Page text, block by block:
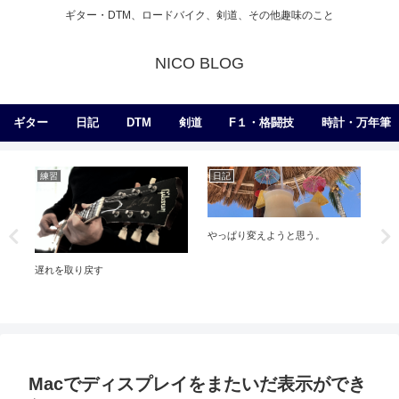
ギター・DTM、ロードバイク、剣道、その他趣味のこと
NICO BLOG
ギター 日記 DTM 剣道 F１・格闘技 時計・万年筆
練習
遅れを取り戻す
日記
やっぱり変えようと思う。
Macでディスプレイをまたいだ表示ができ